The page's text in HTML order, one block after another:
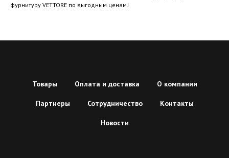
фурнитуру VETTORE по выгодным ценам!
Товары Оплата и доставка О компании
Партнеры Сотрудничество Контакты
Новости